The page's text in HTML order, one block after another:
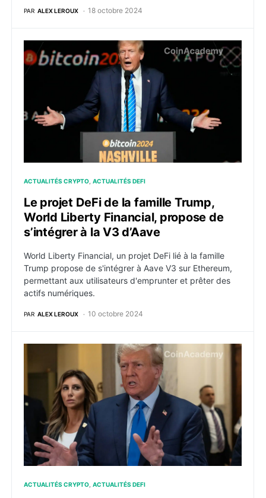
PAR ALEX LEROUX 18 octobre 2024
Le projet DeFi de la famille Trump, World Liberty
ACTUALITÉS CRYPTO ACTUALITÉS DEFI
Le projet DeFi de la famille Trump,
World Liberty Financial, propose de
s’intégrer à la V3 d’Aave
World Liberty Financial, un projet DeFi lié à la famille
Trump propose de s'intégrer à Aave V3 sur Ethereum,
permettant aux utilisateurs d'emprunter et prêter des
actifs numériques.
PAR ALEX LEROUX 10 octobre 2024
Le projet DeFi de Trump est un fork d’un protocole
ACTUALITÉS CRYPTO ACTUALITÉS DEFI